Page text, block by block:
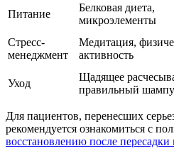
Питание
Белковая диета,
микроэлементы
Стресс-
менеджмент
Медитация,
активность
Уход
Щадящее
правильный
Для пациентов, перенесших
рекомендуется ознакомиться с
восстановлению после пересадки